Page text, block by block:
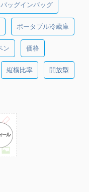
バッグインバッグ
ポータブル冷蔵庫
ン 価格
縦横比率 開放型